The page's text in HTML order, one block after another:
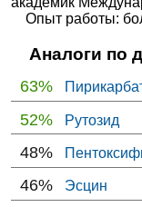
Опыт работы:
Аналоги по
63%
52% Рутозид
48%
46% Эсцин